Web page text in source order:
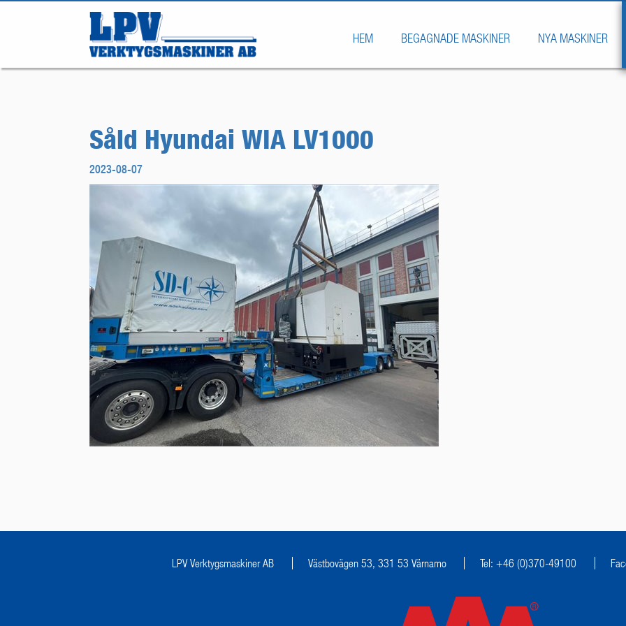
HEM BEGAGNADE MASKINER NYA MASKINER
Såld Hyundai WIA LV1000
2023-08-07
LPV Verktygsmaskiner AB Västbovägen 53, 331 53 Värnamo Tel: +46 (0)370-49100